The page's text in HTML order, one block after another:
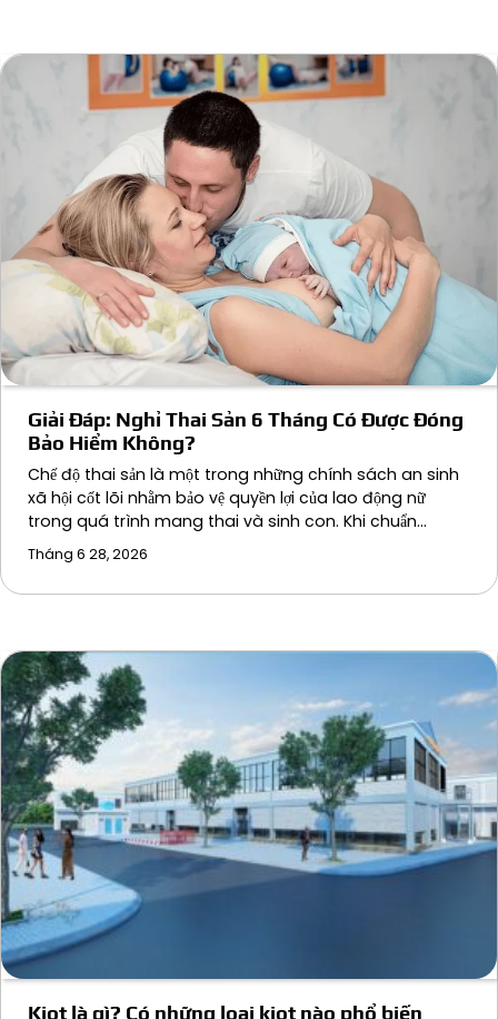
Giải Đáp: Nghỉ Thai Sản 6 Tháng Có Được Đóng
Bảo Hiểm Không?
Chế độ thai sản là một trong những chính sách an sinh
xã hội cốt lõi nhằm bảo vệ quyền lợi của lao động nữ
trong quá trình mang thai và sinh con. Khi chuẩn…
Tháng 6 28, 2026
Kiot là gì? Có những loại kiot nào phổ biến